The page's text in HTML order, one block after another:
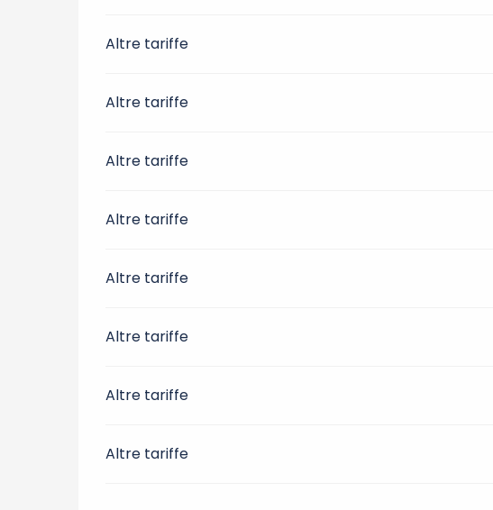
Altre tariffe
Altre tariffe
Altre tariffe
Altre tariffe
Altre tariffe
Altre tariffe
Altre tariffe
Altre tariffe